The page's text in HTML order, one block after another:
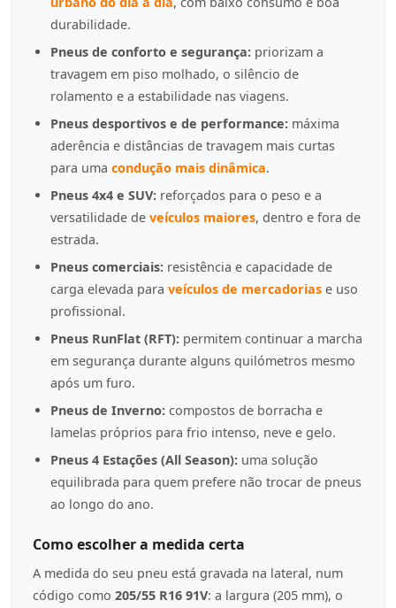
durabilidade.
Pneus de conforto e segurança: priorizam a
travagem em piso molhado, o silêncio de
rolamento e a estabilidade nas viagens.
Pneus desportivos e de performance: máxima
aderência e distâncias de travagem mais curtas
para uma condução mais dinâmica.
Pneus 4x4 e SUV: reforçados para o peso e a
versatilidade de veículos maiores, dentro e fora de
estrada.
Pneus comerciais: resistência e capacidade de
carga elevada para veículos de mercadorias e uso
profissional.
Pneus RunFlat (RFT): permitem continuar a marcha
em segurança durante alguns quilómetros mesmo
após um furo.
Pneus de Inverno: compostos de borracha e
lamelas próprios para frio intenso, neve e gelo.
Pneus 4 Estações (All Season): uma solução
equilibrada para quem prefere não trocar de pneus
ao longo do ano.
Como escolher a medida certa
A medida do seu pneu está gravada na lateral, num
código como 205/55 R16 91V: a largura (205 mm), o